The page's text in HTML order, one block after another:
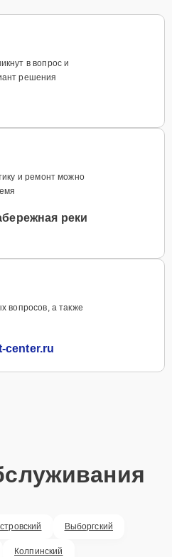
в вопрос и
решения
и ремонт можно
реки
вопросов, а также
center.ru
Выборгский
Колпинский